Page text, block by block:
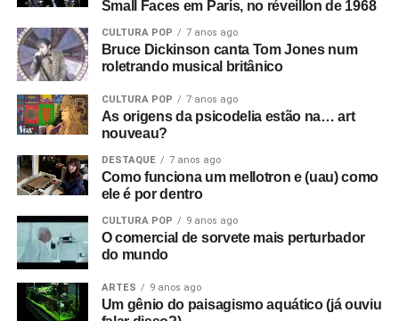
Small Faces em Paris, no réveillon de 1968
CULTURA POP 7 anos ago
Bruce Dickinson canta Tom Jones num
roletrando musical britânico
CULTURA POP 7 anos ago
As origens da psicodelia estão na… art
nouveau?
DESTAQUE 7 anos ago
Como funciona um mellotron e (uau) como
ele é por dentro
CULTURA POP 9 anos ago
O comercial de sorvete mais perturbador
do mundo
ARTES 9 anos ago
Um gênio do paisagismo aquático (já ouviu